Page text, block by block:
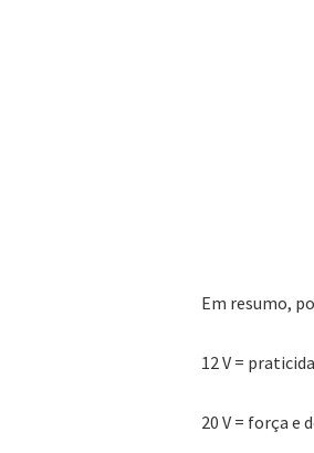
Em resumo,
12 V =
20 V = força e